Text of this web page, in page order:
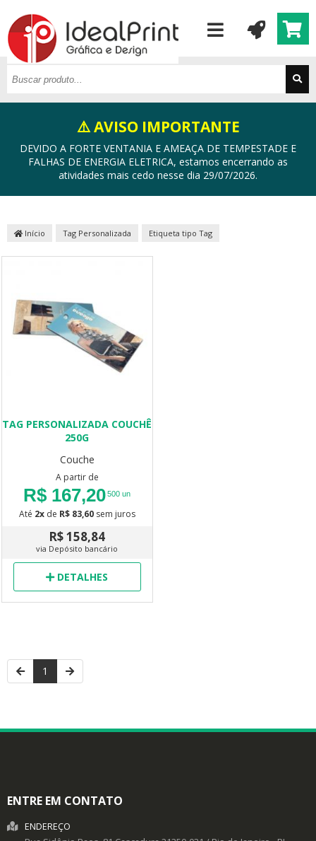
⚠️ AVISO IMPORTANTE
DEVIDO A FORTE VENTANIA E AMEAÇA DE TEMPESTADE E
FALHAS DE ENERGIA ELETRICA, estamos encerrando as
atividades mais cedo nesse dia 29/07/2026.
Início Tag Personalizada Etiqueta tipo Tag
TAG PERSONALIZADA COUCHÊ
250G
Couche
A partir de
R$ 167,20500 un
Até 2xde R$ 83,60sem juros
R$ 158,84
via Depósito bancário
DETALHES
1
ENTRE EM CONTATO
ENDEREÇO